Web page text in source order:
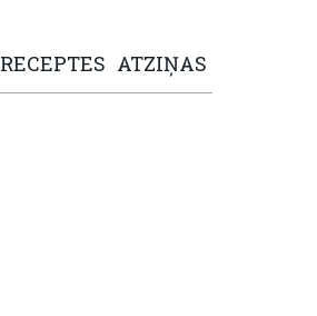
RECEPTES ATZIŅAS